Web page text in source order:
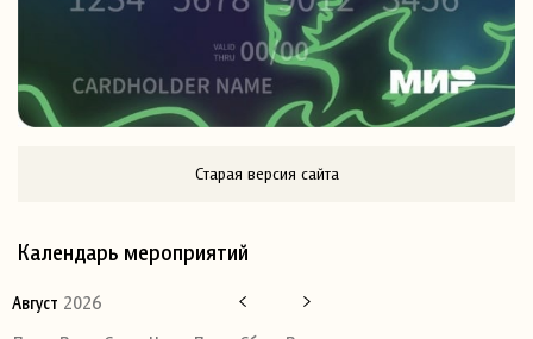
Старая версия сайта
Календарь мероприятий
Август 2026